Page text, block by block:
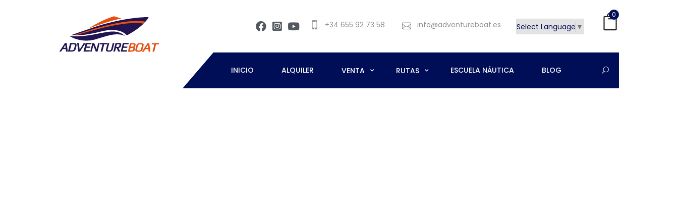
+34 655 92 73 58 info@adventureboat.es Select Language ▼
0
INICIO ALQUILER VENTA RUTAS ESCUELA NÁUTICA BLOG